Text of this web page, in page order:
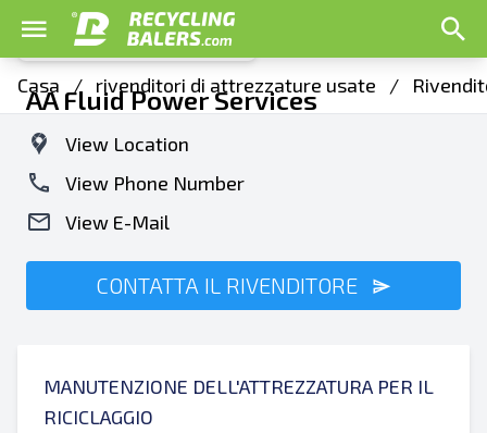
Casa / rivenditori di attrezzature usate /
AA Fluid Power Services
View Location
View Phone Number
View E-Mail
CONTATTA IL RIVENDITORE
MANUTENZIONE DELL'ATTREZZATURA PER IL
RICICLAGGIO